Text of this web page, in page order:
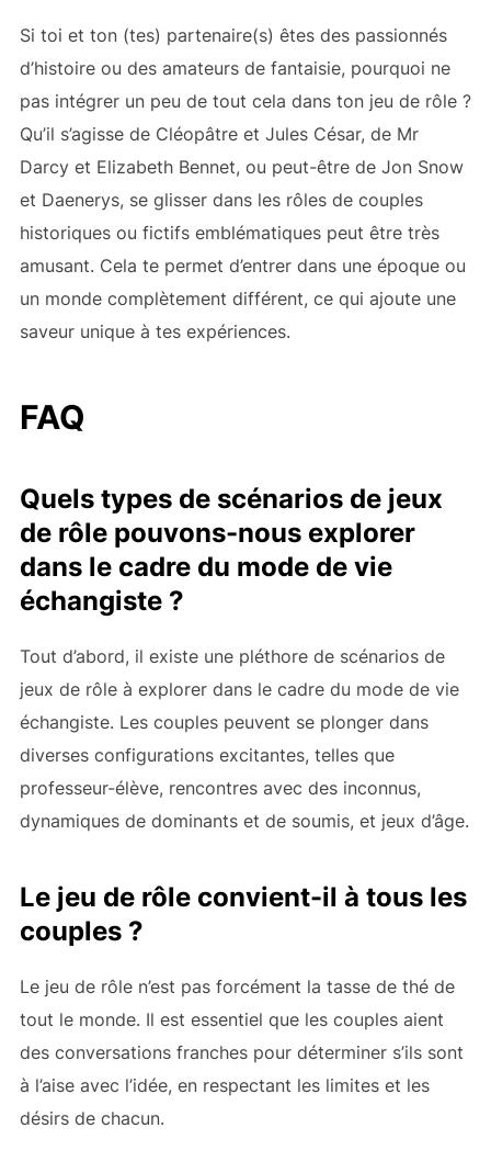
Si toi et ton (tes) partenaire(s) êtes des passionnés
d’histoire ou des amateurs de fantaisie, pourquoi ne
pas intégrer un peu de tout cela dans ton jeu de rôle ?
Qu’il s’agisse de Cléopâtre et Jules César, de Mr
Darcy et Elizabeth Bennet, ou peut-être de Jon Snow
et Daenerys, se glisser dans les rôles de couples
historiques ou fictifs emblématiques peut être très
amusant. Cela te permet d’entrer dans une époque ou
un monde complètement différent, ce qui ajoute une
saveur unique à tes expériences.
FAQ
Quels types de scénarios de jeux
de rôle pouvons-nous explorer
dans le cadre du mode de vie
échangiste ?
Tout d’abord, il existe une pléthore de scénarios de
jeux de rôle à explorer dans le cadre du mode de vie
échangiste. Les couples peuvent se plonger dans
diverses configurations excitantes, telles que
professeur-élève, rencontres avec des inconnus,
dynamiques de dominants et de soumis, et jeux d’âge.
Le jeu de rôle convient-il à tous les
couples ?
Le jeu de rôle n’est pas forcément la tasse de thé de
tout le monde. Il est essentiel que les couples aient
des conversations franches pour déterminer s’ils sont
à l’aise avec l’idée, en respectant les limites et les
désirs de chacun.